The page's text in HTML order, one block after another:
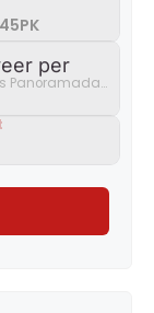
Combi 1.4TSI 180KW/245PK Sportline Business Panoramadak ·...